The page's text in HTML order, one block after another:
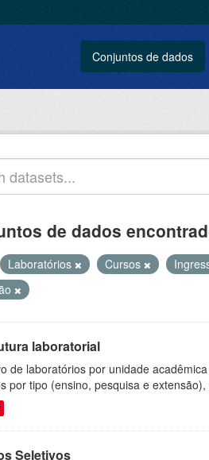
Conjuntos de dados
de dados
Laboratórios Cursos
laboratorial
de laboratórios por unidade
por tipo (ensino, pesquisa e
Seletivos